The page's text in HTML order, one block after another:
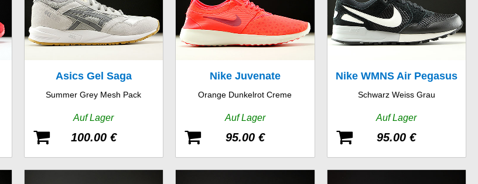
Asics Gel Saga
Summer Grey Mesh Pack
Auf Lager
100.00 €
Nike Juvenate
Orange Dunkelrot Creme
Auf Lager
95.00 €
Nike WMNS Air Pegasus
89
Schwarz Weiss Grau
Auf Lager
95.00 €